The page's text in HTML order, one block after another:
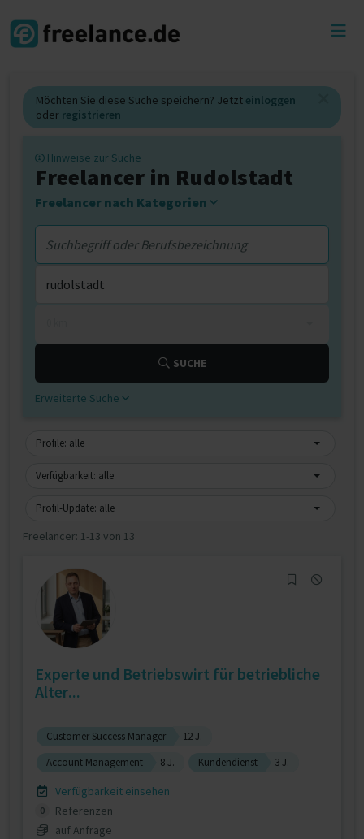
Möchten Sie diese Suche speichern? Jetzt einloggen
oder registrieren
Hinweise zur Suche
Freelancer in Rudolstadt
Freelancer nach Kategorien
SUCHE
Erweiterte Suche
Profile: alle
Verfügbarkeit: alle
Profil-Update: alle
Freelancer: 1-13 von 13
Experte und Betriebswirt für betriebliche
Alter...
Customer Success Manager
12 J.
Account Management
8 J. Kundendienst 3 J.
Verfügbarkeit einsehen
0
Referenzen
auf Anfrage